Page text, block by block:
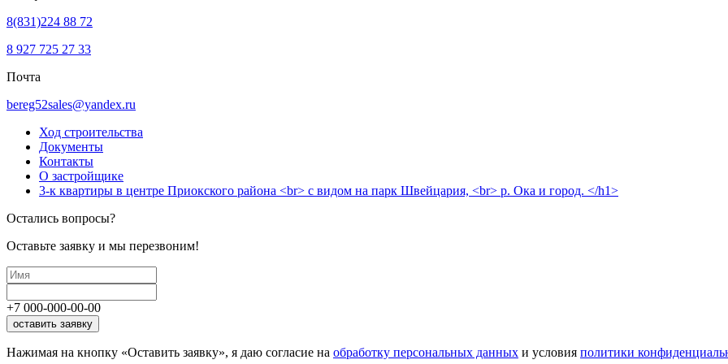
8(831)224 88 72
8 927 725 27 33
Почта
bereg52sales@yandex.ru
Ход строительства
Документы
Контакты
О застройщике
3-к квартиры в центре Приокского района <br> с видом на парк Швейцария, <br> р. Ока и город. </h1>
Остались вопросы?
Оставьте заявку и мы перезвоним!
+7 000-000-00-00
оставить заявку
Нажимая на кнопку «Оставить заявку», я даю согласие на обработку персональных данных и условия политики